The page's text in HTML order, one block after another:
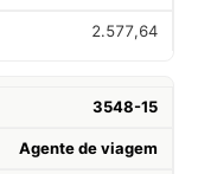
2.577,64
3548-15
Agente de viagem